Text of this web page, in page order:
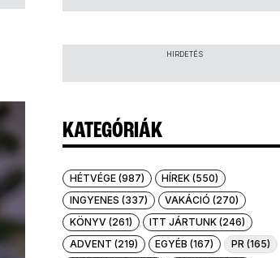
HIRDETÉS
KATEGÓRIÁK
HÉTVÉGE (987)
HÍREK (550)
INGYENES (337)
VAKÁCIÓ (270)
KÖNYV (261)
ITT JÁRTUNK (246)
ADVENT (219)
EGYÉB (167)
PR (165)